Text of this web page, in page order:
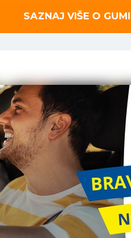
SAZNAJ VIŠE O GUMI